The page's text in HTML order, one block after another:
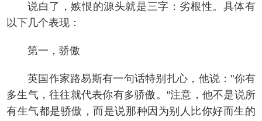
说白了，嫉恨的源头就是三字：劣根性。具体有
以下几个表现：
第一，骄傲
英国作家路易斯有一句话特别扎心，他说："你有
多生气，往往就代表你有多骄傲。"注意，他不是说所
有生气都是骄傲，而是说那种因为别人比你好而生的